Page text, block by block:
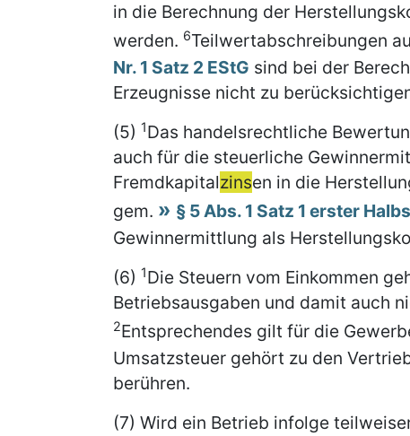
in die Berechnung der
werden. 6Teilwertabschreibungen
Nr. 1 Satz 2 EStG sind bei der
Erzeugnisse nicht zu
(5) 1Das handelsrechtliche
auch für die steuerliche
Fremdkapitalzinsen in die
gem.
§ 5 Abs. 1 Satz 1 erster
Gewinnermittlung als
(6) 1Die Steuern vom Einkommen
Betriebsausgaben und damit auch
2Entsprechendes gilt für die
Umsatzsteuer gehört zu den
berühren.
(7) Wird ein Betrieb infolge